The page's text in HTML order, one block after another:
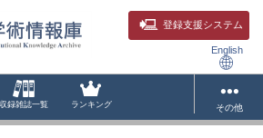
登録支援システム
English
収録雑誌一覧 ランキング その他